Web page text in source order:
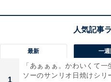
最新 一週
1
「あぁぁぁ。かわいくて
ソーのサンリオ日焼けシリ